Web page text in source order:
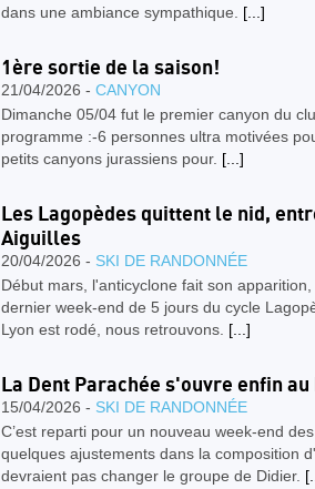
dans une ambiance sympathique. [...]
1ère sortie de la saison!
21/04/2026 - CANYON
Dimanche 05/04 fut le premier canyon du
programme :-6 personnes ultra motivées
petits canyons jurassiens pour. [...]
Les Lagopèdes quittent le nid,
Aiguilles
20/04/2026 - SKI DE RANDONNÉE
Début mars, l'anticyclone fait son
dernier week-end de 5 jours du cycle
Lyon est rodé, nous retrouvons. [...]
La Dent Parachée s'ouvre enfin au
15/04/2026 - SKI DE RANDONNÉE
C’est reparti pour un nouveau week-end
quelques ajustements dans la composition
devraient pas changer le groupe de Didier.